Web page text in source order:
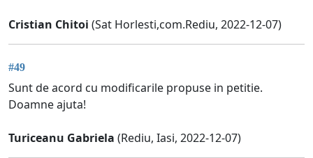
Cristian Chitoi (Sat Horlesti,com.Rediu, 2022-12-07)
#49
Sunt de acord cu modificarile propuse in petitie.
Doamne ajuta!
Turiceanu Gabriela (Rediu, Iasi, 2022-12-07)